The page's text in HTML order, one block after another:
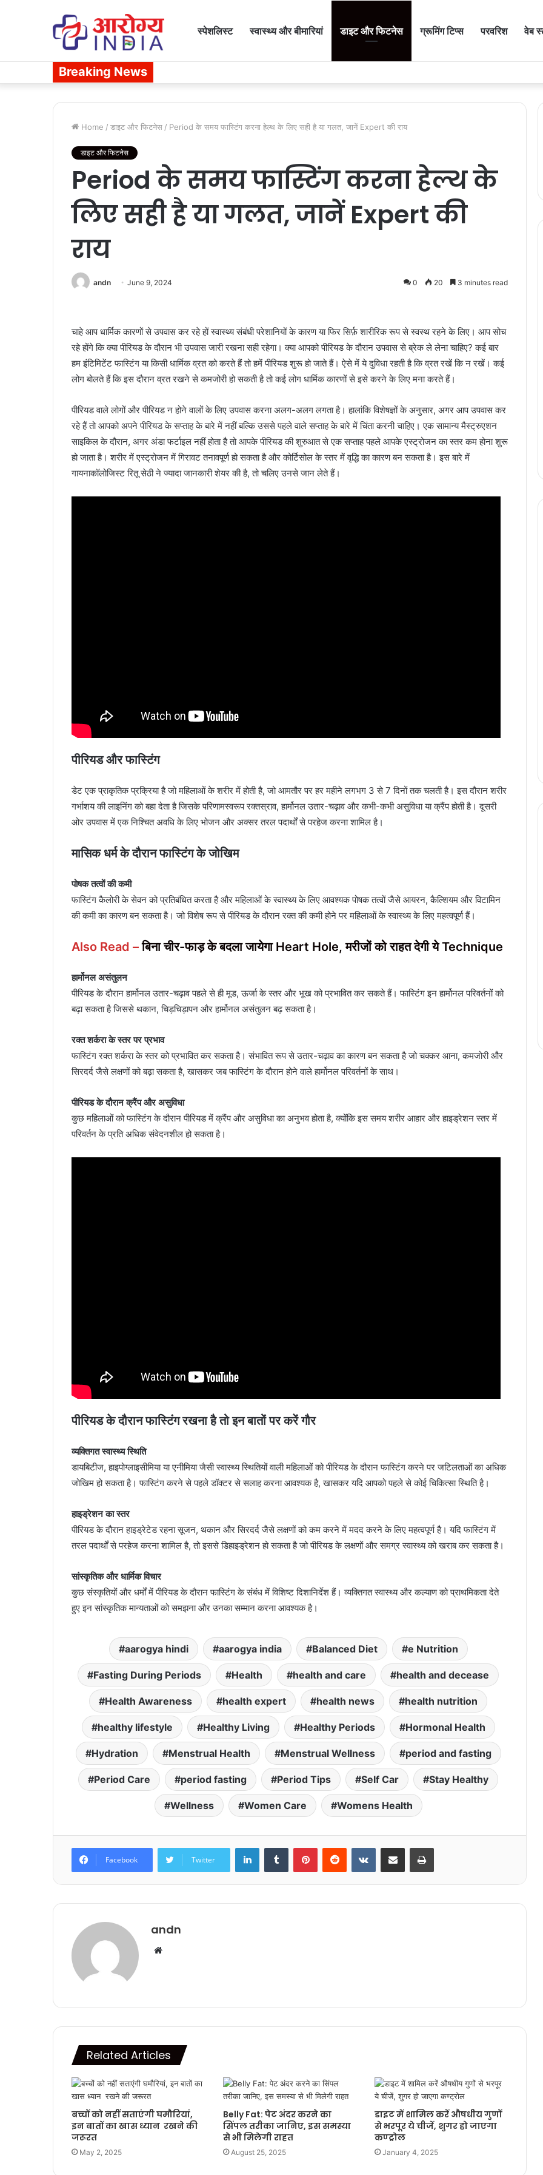
स्पेशलिस्ट स्वास्थ्य और बीमारियां डाइट और फिटनेस ग्रूमिंग टिप्स परवरिश वेब
Breaking News
Home / डाइट और फिटनेस / Period के समय फास्टिंग करना हेल्थ के लिए सही है या गलत, जानें Expert की राय
डाइट और फिटनेस
Period के समय फास्टिंग करना हेल्थ के
लिए सही है या गलत, जानें Expert की
राय
andn June 9, 2024 0 20 3 minutes read
चाहे आप धार्मिक कारणों से उपवास कर रहे हों स्वास्थ्य संबंधी परेशानियों के कारण या फिर सिर्फ़ शारीरिक रूप से स्वस्थ रहने के लिए। आप सोच
रहे होंगे कि क्या पीरियड के दौरान भी उपवास जारी रखना सही रहेगा। क्या आपको पीरियड के दौरान उपवास से ब्रेक ले लेना चाहिए? कई बार
हम इंटिमिटेंट फास्टिंग या किसी धार्मिक व्रत को करते हैं तो हमें पीरियड शुरू हो जाते हैं। ऐसे में ये दुविधा रहती है कि व्रत रखें कि न रखें। कई
लोग बोलते हैं कि इस दौरान व्रत रखने से कमजोरी हो सकती है तो कई लोग धार्मिक कारणों से इसे करने के लिए मना करते हैं।
पीरियड वाले लोगों और पीरियड न होने वालों के लिए उपवास करना अलग-अलग लगता है। हालांकि विशेषज्ञों के अनुसार, अगर आप उपवास कर
रहे हैं तो आपको अपने पीरियड के सप्ताह के बारे में नहीं बल्कि उससे पहले वाले सप्ताह के बारे में चिंता करनी चाहिए। एक सामान्य मैस्ट्रुएशन
साइकिल के दौरान, अगर अंडा फर्टाइल नहीं होता है तो आपके पीरियड की शुरुआत से एक सप्ताह पहले आपके एस्ट्रोजन का स्तर कम होना शुरू
हो जाता है। शरीर में एस्ट्रोजन में गिरावट तनावपूर्ण हो सकता है और कोर्टिसोल के स्तर में वृद्धि का कारण बन सकता है। इस बारे में
गायनाकॉलोजिस्ट रितू सेठी ने ज्यादा जानकारी शेयर की है, तो चलिए उनसे जान लेते हैं।
पीरियड और फास्टिंग
डेट एक प्राकृतिक प्रक्रिया है जो महिलाओं के शरीर में होती है, जो आमतौर पर हर महीने लगभग 3 से 7 दिनों तक चलती है। इस दौरान शरीर
गर्भाशय की लाइनिंग को बहा देता है जिसके परिणामस्वरूप रक्तस्राव, हार्मोनल उतार-चढ़ाव और कभी-कभी असुविधा या क्रैंप होती है। दूसरी
ओर उपवास में एक निश्चित अवधि के लिए भोजन और अक्सर तरल पदार्थों से परहेज करना शामिल है।
मासिक धर्म के दौरान फास्टिंग के जोखिम
पोषक तत्वों की कमी
फास्टिंग कैलोरी के सेवन को प्रतिबंधित करता है और महिलाओं के स्वास्थ्य के लिए आवश्यक पोषक तत्वों जैसे आयरन, कैल्शियम और विटामिन
की कमी का कारण बन सकता है। जो विशेष रूप से पीरियड के दौरान रक्त की कमी होने पर महिलाओं के स्वास्थ्य के लिए महत्वपूर्ण हैं।
Also Read –बिना चीर-फाड़ के बदला जायेगा Heart Hole, मरीजों को राहत देगी ये Technique
हार्मोनल असंतुलन
पीरियड के दौरान हार्मोनल उतार-चढ़ाव पहले से ही मूड, ऊर्जा के स्तर और भूख को प्रभावित कर सकते हैं। फास्टिंग इन हार्मोनल परिवर्तनों को
बढ़ा सकता है जिससे थकान, चिड़चिड़ापन और हार्मोनल असंतुलन बढ़ सकता है।
रक्त शर्करा के स्तर पर प्रभाव
फास्टिंग रक्त शर्करा के स्तर को प्रभावित कर सकता है। संभावित रूप से उतार-चढ़ाव का कारण बन सकता है जो चक्कर आना, कमजोरी और
सिरदर्द जैसे लक्षणों को बढ़ा सकता है, खासकर जब फास्टिंग के दौरान होने वाले हार्मोनल परिवर्तनों के साथ।
पीरियड के दौरान क्रैंप और असुविधा
कुछ महिलाओं को फास्टिंग के दौरान पीरियड में क्रैंप और असुविधा का अनुभव होता है, क्योंकि इस समय शरीर आहार और हाइड्रेशन स्तर में
परिवर्तन के प्रति अधिक संवेदनशील हो सकता है।
पीरियड के दौरान फास्टिंग रखना है तो इन बातों पर करें गौर
व्यक्तिगत स्वास्थ्य स्थिति
डायबिटीज, हाइपोग्लाइसीमिया या एनीमिया जैसी स्वास्थ्य स्थितियों वाली महिलाओं को पीरियड के दौरान फास्टिंग करने पर जटिलताओं का अधिक
जोखिम हो सकता है। फास्टिंग करने से पहले डॉक्टर से सलाह करना आवश्यक है, खासकर यदि आपको पहले से कोई चिकित्सा स्थिति है।
हाइड्रेशन का स्तर
पीरियड के दौरान हाइड्रेटेड रहना सूजन, थकान और सिरदर्द जैसे लक्षणों को कम करने में मदद करने के लिए महत्वपूर्ण है। यदि फास्टिंग में
तरल पदार्थों से परहेज करना शामिल है, तो इससे डिहाइड्रेशन हो सकता है जो पीरियड के लक्षणों और समग्र स्वास्थ्य को खराब कर सकता है।
सांस्कृतिक और धार्मिक विचार
कुछ संस्कृतियों और धर्मों में पीरियड के दौरान फास्टिंग के संबंध में विशिष्ट दिशानिर्देश हैं। व्यक्तिगत स्वास्थ्य और कल्याण को प्राथमिकता देते
हुए इन सांस्कृतिक मान्यताओं को समझना और उनका सम्मान करना आवश्यक है।
aarogya hindi aarogya india Balanced Diet e Nutrition
Fasting During Periods Health health and care health and decease
Health Awareness health expert health news health nutrition
healthy lifestyle Healthy Living Healthy Periods Hormonal Health
Hydration Menstrual Health Menstrual Wellness period and fasting
Period Care period fasting Period Tips Self Car Stay Healthy
Wellness Women Care Womens Health
Facebook Twitter
LinkedInTumblr PinterestReddit VKontakteShare via Email Print
andn
Website
Related Articles
बच्चों को नहीं सताएंगी घमौरियां,
इन बातों का खास ध्यान रखने की
जरूरत
May 2, 2025
Belly Fat: पेट अंदर करने का
सिंपल तरीका जानिए, इस समस्या
से भी मिलेगी राहत
August 25, 2025
डाइट में शामिल करें औषधीय गुणों
से भरपूर ये चीजें, शुगर हो जाएगा
कण्ट्रोल
January 4, 2025